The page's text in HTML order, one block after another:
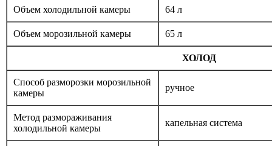
Объем холодильной камеры 64 л
Объем морозильной камеры 65 л
ХОЛОД
Способ разморозки морозильной
камеры
ручное
Метод размораживания
холодильной камеры
капельная система